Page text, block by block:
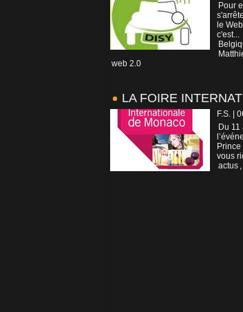
Pour
le
c'est...
web 2.0
LA FOIRE
F.S. |
Du
vous
actus ,